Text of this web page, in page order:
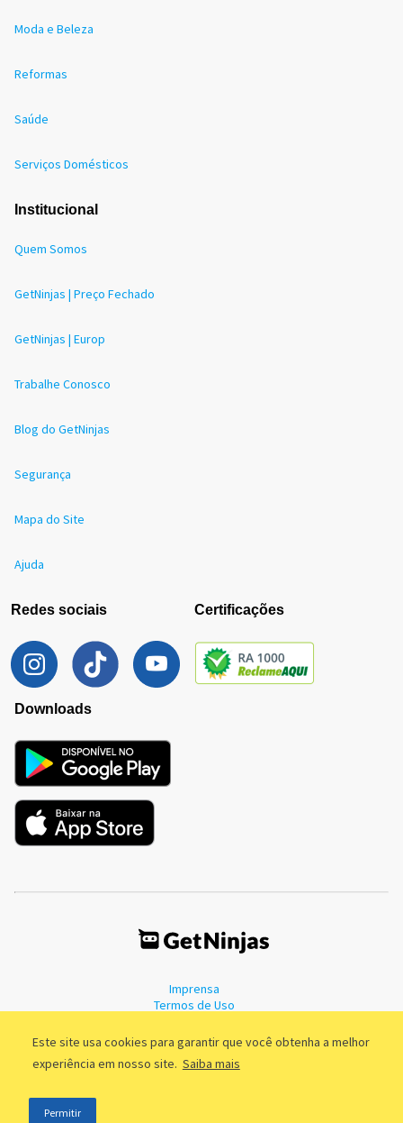
Este site usa cookies para garantir que você obtenha a melhor
experiência em nosso site. Saiba mais
Permitir
Moda e Beleza
Reformas
Saúde
Serviços Domésticos
Institucional
Quem Somos
GetNinjas | Preço Fechado
GetNinjas | Europ
Trabalhe Conosco
Blog do GetNinjas
Segurança
Mapa do Site
Ajuda
Redes sociais Certificações
Downloads
Imprensa
Termos de Uso
©2011 - 2026, GetNinjas LTDA. CNPJ 55.744.877/0001-89 - Rua Dr.
Fernandes Coelho, 85 - 3º andar - São Paulo/SP - Brasil